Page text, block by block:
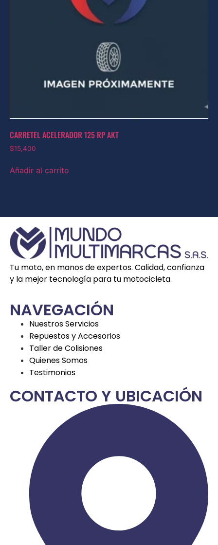
CARRETEL ACELERADOR 125 RP AKT
$15,400
Añadir al carrito
Tu moto, en manos de expertos. Calidad, confianza
y la mejor tecnología para tu motocicleta.
NAVEGACIÓN
Nuestros Servicios
Repuestos y Accesorios
Taller de Colisiones
Quienes Somos
Testimonios
CONTACTO Y UBICACIÓN